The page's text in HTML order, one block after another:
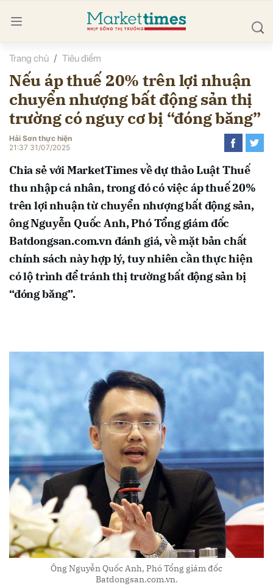
Trang chủ Tiêu điểm
Nếu áp thuế 20% trên lợi nhuận
chuyển nhượng bất động sản thị
trường có nguy cơ bị “đóng băng”
Hải Sơn thực hiện
21:37 31/07/2025
Chia sẻ với MarketTimes về dự thảo Luật Thuế
thu nhập cá nhân, trong đó có việc áp thuế 20%
trên lợi nhuận từ chuyển nhượng bất động sản,
ông Nguyễn Quốc Anh, Phó Tổng giám đốc
Batdongsan.com.vn đánh giá, về mặt bản chất
chính sách này hợp lý, tuy nhiên cần thực hiện
có lộ trình để tránh thị trường bất động sản bị
“đóng băng”.
Ông Nguyễn Quốc Anh, Phó Tổng giám đốc
Batdongsan.com.vn.
luận